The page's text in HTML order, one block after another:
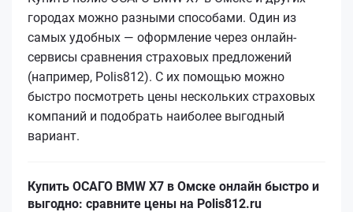
городах можно разными способами. Один из
самых удобных — оформление через онлайн-
сервисы сравнения страховых предложений
(например, Polis812). С их помощью можно
быстро посмотреть цены нескольких страховых
компаний и подобрать наиболее выгодный
вариант.
Купить ОСАГО BMW X7 в Омске онлайн быстро и
выгодно: сравните цены на Polis812.ru